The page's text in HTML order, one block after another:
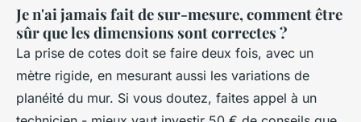
Je n'ai jamais fait de sur-mesure, comment être
sûr que les dimensions sont correctes ?
La prise de cotes doit se faire deux fois, avec un
mètre rigide, en mesurant aussi les variations de
planéité du mur. Si vous doutez, faites appel à un